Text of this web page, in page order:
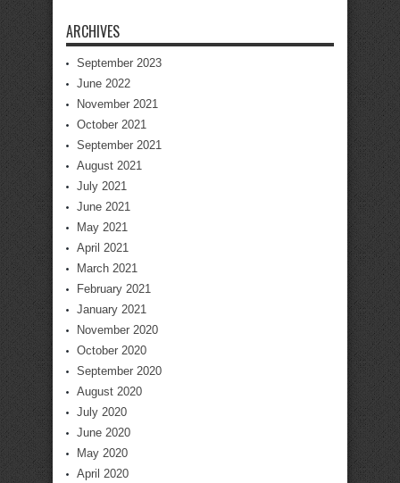
ARCHIVES
September 2023
June 2022
November 2021
October 2021
September 2021
August 2021
July 2021
June 2021
May 2021
April 2021
March 2021
February 2021
January 2021
November 2020
October 2020
September 2020
August 2020
July 2020
June 2020
May 2020
April 2020